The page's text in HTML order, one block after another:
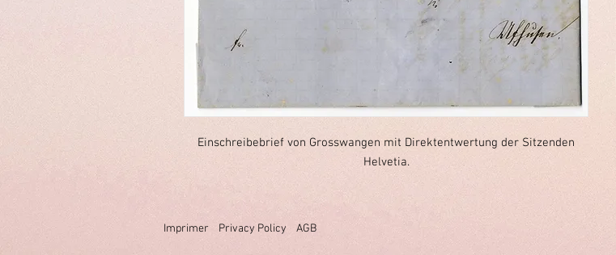
Einschreibebrief von Grosswangen mit Direktentwertung der Sitzenden
Helvetia.
Imprimer Privacy Policy AGB